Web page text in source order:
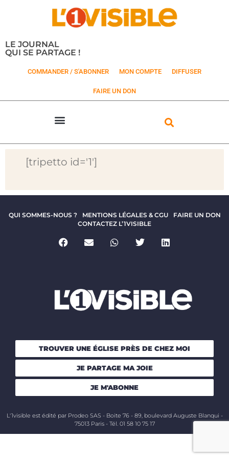
LE JOURNAL
QUI SE PARTAGE !
COMMANDER / S'ABONNER MON COMPTE DIFFUSER
FAIRE UN DON
[tripetto id='1']
QUI SOMMES-NOUS ? MENTIONS LÉGALES & CGU
FAIRE UN DON
CONTACTEZ L’1VISIBLE
TROUVER UNE ÉGLISE PRÈS DE CHEZ MOI
JE PARTAGE MA JOIE
JE M'ABONNE
L'1visible est édité par Prodeo SAS - Boite 76 - 89, boulevard Auguste Blanqui -
75013 Paris - Tél. 01 58 10 75 17